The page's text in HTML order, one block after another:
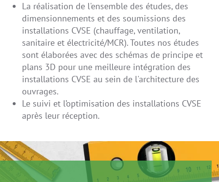
La réalisation de l'ensemble des études, des
dimensionnements et des soumissions des
installations CVSE (chauffage, ventilation,
sanitaire et électricité/MCR). Toutes nos études
sont élaborées avec des schémas de principe et
plans 3D pour une meilleure intégration des
installations CVSE au sein de l'architecture des
ouvrages.
Le suivi et l’optimisation des installations CVSE
après leur réception.